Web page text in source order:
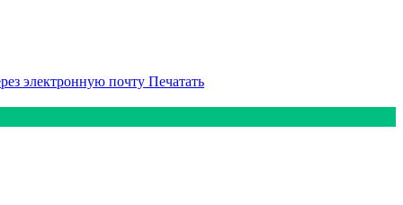
электронную почту Печатать